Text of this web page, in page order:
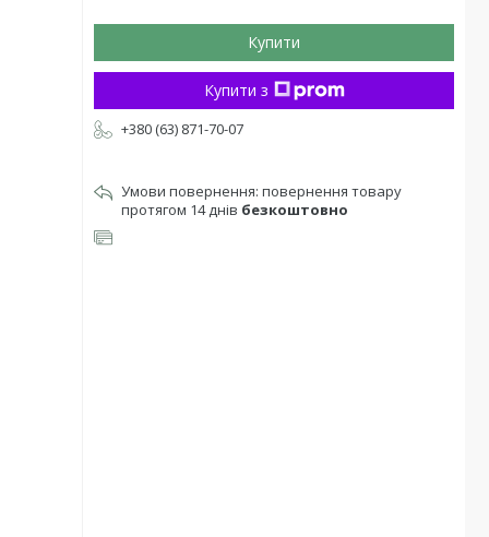
Купити
Купити з
+380 (63) 871-70-07
повернення товару
протягом 14 днів безкоштовно